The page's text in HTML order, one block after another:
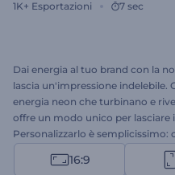
1K+ Esportazioni 7 sec
Dai energia al tuo brand con la
lascia un'impressione indelebile.
energia neon che turbinano e
offre un modo unico per lasciare
Personalizzarlo è semplicissimo:
slogan e aggiungi la musica di
musicale. Ideale per aziende,
16:9